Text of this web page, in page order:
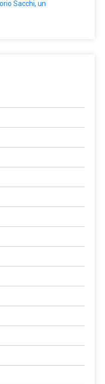
Sacchi, un